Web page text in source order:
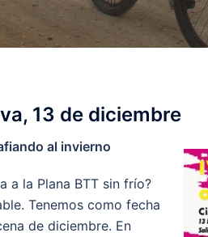
13 de diciembre
al invierno
a la Plana BTT sin frío?
Tenemos como fecha
de diciembre. En